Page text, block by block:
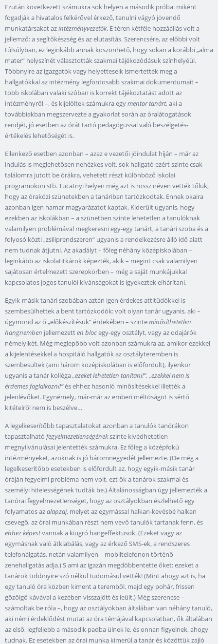
Ezután következett számukra sok helyen a második próba: miként
fogadják a hivatalos felkérővel érkező, tanulni vágyó jövendő
munkatársakat azintézményvezetők. E téren kétféle hozzáállás volt a
jellemző: a segítőkészség és az elutasítás. Szerencsére, az előbbi volt
túlsúlyban, ez leginkább annak köszönhető, hogy sokan a korábbi „alma
mater” helyszínét választották szakmai tájékozódásuk színhelyéül.
Többnyire az igazgatók vagy helyetteseik ismertették meg a
hallgatókkal az intézmény legfontosabb szakmai dokumentumait –
több iskolában valaki szóban is korrekt tájékoztatást adott az
intézményről –, és kijelöltek számukra egymentor tanárt, aki a
továbbiakban megszervezte a gyakorlat során az óralátogatások
rendjét, jó esetben az órát tartó pedagógussal való beszélgetés-
értékelés lehetőségét is.
Ellenkező esetben azonban – azaz e vezetői jóindulat híján – már az
indulás is meglehetősen nehézkes volt, sok hallgató ezért szinte csak
találomra jutott be órákra, vehetett részt különböző iskolai
programokon stb. Tucatnyi helyen még azt is rossz néven vették tőlük,
hogy az óraközi szünetekben a tanáriban tartózkodtak. Ennek okaira
azonban igen hamar magyarázatot kaptak. Kiderült ugyanis, hogy
ezekben az iskolákban – a szünetben szinte lehetetlen a tanulóknak
valamilyen problémával megkeresni egy-egy tanárt, a tanári szoba és a
folyosó közti „zsiliprendszeren” ugyanis a rendelkezésre álló idő alatt
nem tudnak átjutni. Az akadályt – főleg néhány középiskolában –
leginkább az iskolatitkárok képezték, akik – megint csak valamilyen
sajátosan értelmezett szerepkörben – még a saját munkájukkal
kapcsolatos jogos tanulói kívánságokat is igyekeztek elhárítani.
Egyik-másik tanári szobában aztán igen érdekes attitűdökkel is
szembesülhettek a bent tartózkodók: volt olyan tanár ugyanis, aki –
úgymond az ő „előkészítésük” érdekében – szinteminősíthetetlen
hangnemben jellemezetten blocegy-egy osztályt, vagy az odajárók
némelyikét. Még meglepőbb volt azonban számukra az, amikor ezekkel
a kijelentésekkel a hospitáló hallgatók az osztályteremben is
szembesültek (ami három középiskolában is előfordult), ilyenkor
ugyanis a tanár kolléga„ezeket lehetetlen tanítani!”,„ezekkel nem is
érdemes foglalkozni!”és ehhez hasonló minősítésekkel illették a
jelenlévőket. Egynémely, már-már az emberi méltóságot is sértő
kitételről nem is beszélve…
A legelkeserítőbb tapasztalatokat azonban a tanulók tanórákon
tapasztalható fegyelmezetlenségénekszinte kivédhetetlen
megnyilvánulásai jelentették számukra. Ez főleg a középfokú
intézményeket, azoknak is jó háromnegyedét jellemezte. (De még a
legelkeserítőbb esetekben is előfordult az, hogy egyik-másik tanár
óráján fegyelmi probléma nem volt, ezt ők a tanárok szakmai és
személyi hitelességének tudták be.) Általánosságban úgy jellemezték a
tanórai fegyelmezetlenséget, hogy az osztályokban észlelhető egy
folyamatos azalapzaj, melyet az egymással halkan-kevésbé halkan
csevegő, az órai munkában részt nem vevő tanulók tartanak fenn, és
ehhez képestvannak a kiugró hangeffektusok. (Ezeket vagy az
egymásnak való átkiabálás, vagy az érkező SMS-ek, a rendszeres
telefonálgatás, netán valamilyen – mobiltelefonon történő –
zenehallgatás adja.) S ami az igazán megdöbbentette őket: ezeket a
tanárok többnyire szó nélkül tudomásul vették! (Mint ahogy azt is, ha
egy tanuló óra közben kiment a teremből, majd egy pohár, frissen
gőzölgő kávával a kezében visszajött és leült.) Még szerencse –
számoltak be róla –, hogy az osztályokban általában van néhány tanuló,
aki némi érdeklődést mutat az óra témájával kapcsolatban, ők általában
az első, legfeljebb a második padba ülnek le, és onnan figyelnek, ahogy
tudnak. Ez esetekben az órai munka kimerül a tanár és közöttük zajló